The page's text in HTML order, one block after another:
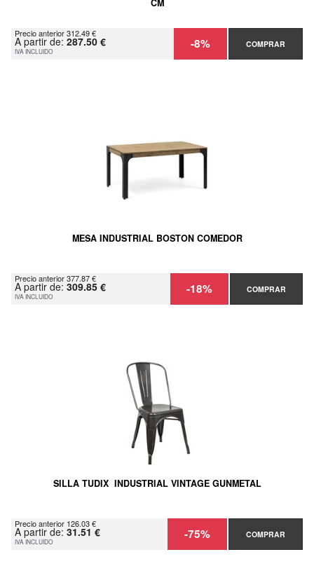
CM
Precio anterior 312.49 €
A partir de: 287.50 €
IVA INCLUIDO -8% COMPRAR
MESA INDUSTRIAL BOSTON COMEDOR
Precio anterior 377.87 €
A partir de: 309.85 €
IVA INCLUIDO -18% COMPRAR
SILLA TUDIX INDUSTRIAL VINTAGE GUNMETAL
Precio anterior 126.03 €
A partir de: 31.51 €
IVA INCLUIDO -75% COMPRAR